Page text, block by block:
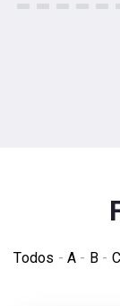
Todos -A - B - C